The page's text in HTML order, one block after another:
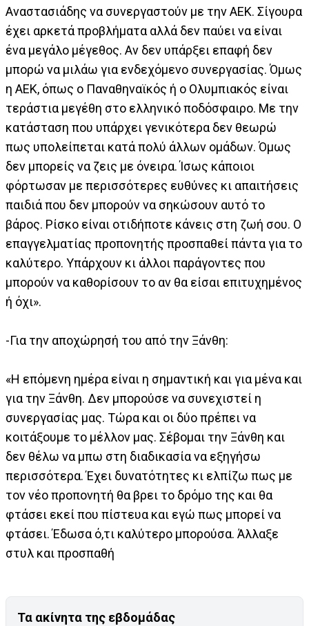
Αναστασιάδης να συνεργαστούν με την ΑΕΚ. Σίγουρα
έχει αρκετά προβλήματα αλλά δεν παύει να είναι
ένα μεγάλο μέγεθος. Αν δεν υπάρξει επαφή δεν
μπορώ να μιλάω για ενδεχόμενο συνεργασίας. Όμως
η ΑΕΚ, όπως ο Παναθηναϊκός ή ο Ολυμπιακός είναι
τεράστια μεγέθη στο ελληνικό ποδόσφαιρο. Με την
κατάσταση που υπάρχει γενικότερα δεν θεωρώ
πως υπολείπεται κατά πολύ άλλων ομάδων. Όμως
δεν μπορείς να ζεις με όνειρα. Ίσως κάποιοι
φόρτωσαν με περισσότερες ευθύνες κι απαιτήσεις
παιδιά που δεν μπορούν να σηκώσουν αυτό το
βάρος. Ρίσκο είναι οτιδήποτε κάνεις στη ζωή σου. Ο
επαγγελματίας προπονητής προσπαθεί πάντα για το
καλύτερο. Υπάρχουν κι άλλοι παράγοντες που
μπορούν να καθορίσουν το αν θα είσαι επιτυχημένος
ή όχι».
-Για την αποχώρησή του από την Ξάνθη:
«Η επόμενη ημέρα είναι η σημαντική και για μένα και
για την Ξάνθη. Δεν μπορούσε να συνεχιστεί η
συνεργασίας μας. Τώρα και οι δύο πρέπει να
κοιτάξουμε το μέλλον μας. Σέβομαι την Ξάνθη και
δεν θέλω να μπω στη διαδικασία να εξηγήσω
περισσότερα. Έχει δυνατότητες κι ελπίζω πως με
τον νέο προπονητή θα βρει το δρόμο της και θα
φτάσει εκεί που πίστευα και εγώ πως μπορεί να
φτάσει. Έδωσα ό,τι καλύτερο μπορούσα. Άλλαξε
στυλ και προσπαθή
Τα ακίνητα της εβδομάδας